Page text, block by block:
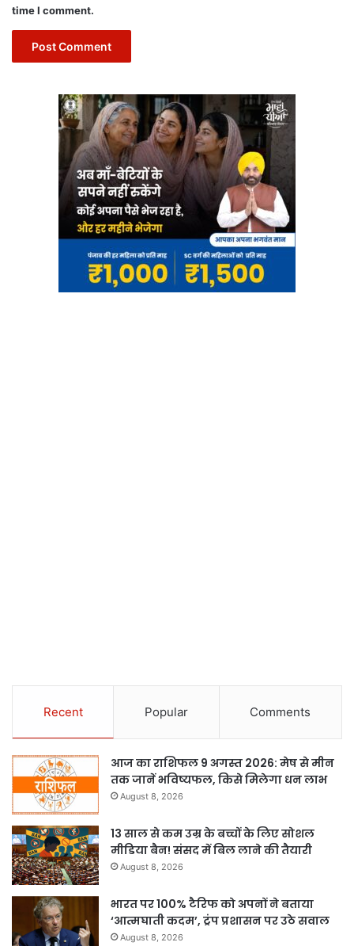
time I comment.
Recent Popular Comments
आज का राशिफल 9 अगस्त 2026: मेष से मीन
तक जानें भविष्यफल, किसे मिलेगा धन लाभ
August 8, 2026
13 साल से कम उम्र के बच्चों के लिए सोशल
मीडिया बैन! संसद में बिल लाने की तैयारी
August 8, 2026
भारत पर 100% टैरिफ को अपनों ने बताया
‘आत्मघाती कदम’, ट्रंप प्रशासन पर उठे सवाल
August 8, 2026